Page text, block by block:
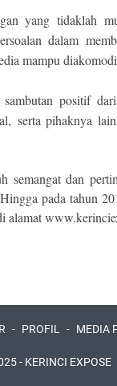
yang tidaklah
dalam
mampu
positif
serta pihaknya
dan
pada tahun
alamat
PROFIL MEDIA
- KERINCI EXPOSE